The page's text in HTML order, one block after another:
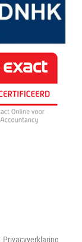
Privacyverklaring